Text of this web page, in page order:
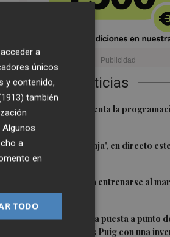
Últimas Noticias
1
El Valencia presenta la
2
El 'Trofeu Taronja', en directo
por À Punt
Almeida vuelve a entrenarse al
grupo
4València ultima la puesta a punto
Velódromo Lluís Puig con una
a
únicos
y contenido,
también
a
en
TODO